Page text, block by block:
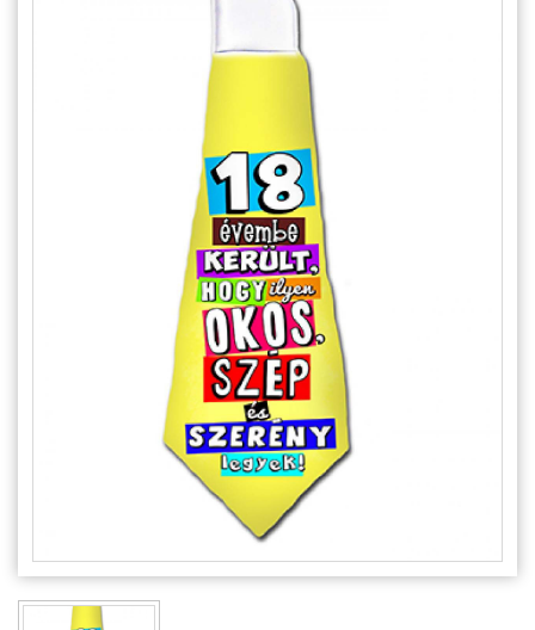
Ajándék Ötletek Férfiaknak
Ajándék Gyerekeknek
Barátnak/Barátnőnek
Névnapi ajándékok
Sport/Hobbi szerint
Állatos ajándéktárgyak